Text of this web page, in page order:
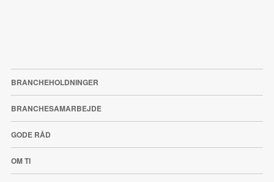
BRANCHEHOLDNINGER
BRANCHESAMARBEJDE
GODE RÅD
OM TI